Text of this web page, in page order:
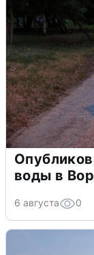
воды в
6 августа 0